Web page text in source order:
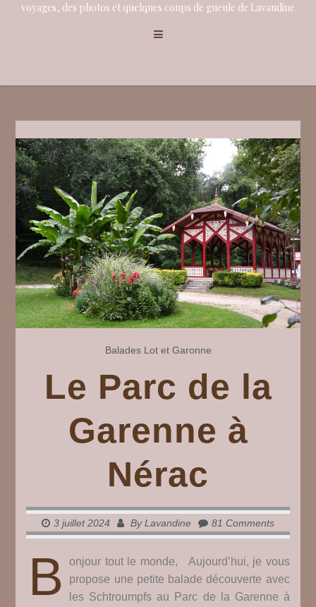
voyages, des photos et quelques coups de gueule de Lavandine
Balades Lot et Garonne
Le Parc de la
Garenne à
Nérac
3 juillet 2024 ByLavandine 81 Comments
B
onjour tout le monde, Aujourd’hui, je vous
propose une petite balade découverte avec
les Schtroumpfs au Parc de la Garenne à